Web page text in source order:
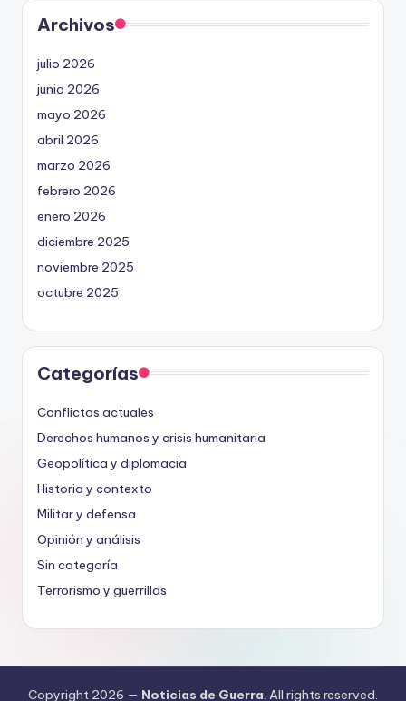
Archivos
julio 2026
junio 2026
mayo 2026
abril 2026
marzo 2026
febrero 2026
enero 2026
diciembre 2025
noviembre 2025
octubre 2025
Categorías
Conflictos actuales
Derechos humanos y crisis humanitaria
Geopolítica y diplomacia
Historia y contexto
Militar y defensa
Opinión y análisis
Sin categoría
Terrorismo y guerrillas
Copyright 2026 — Noticias de Guerra. All rights reserved.